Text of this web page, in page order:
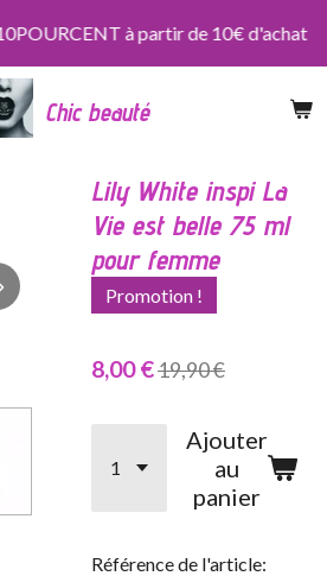
Chic beauté
à partir de 10€ d'achat
Lily White inspi La
Vie est belle 75 ml
pour femme
Promotion !
8,00 €19,90 €
Ajouter
au
panier
Référence de l'article: